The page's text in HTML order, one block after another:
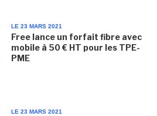
LE 23 MARS 2021
Free lance un forfait fibre avec
mobile à 50 € HT pour les TPE-
PME
LE 23 MARS 2021